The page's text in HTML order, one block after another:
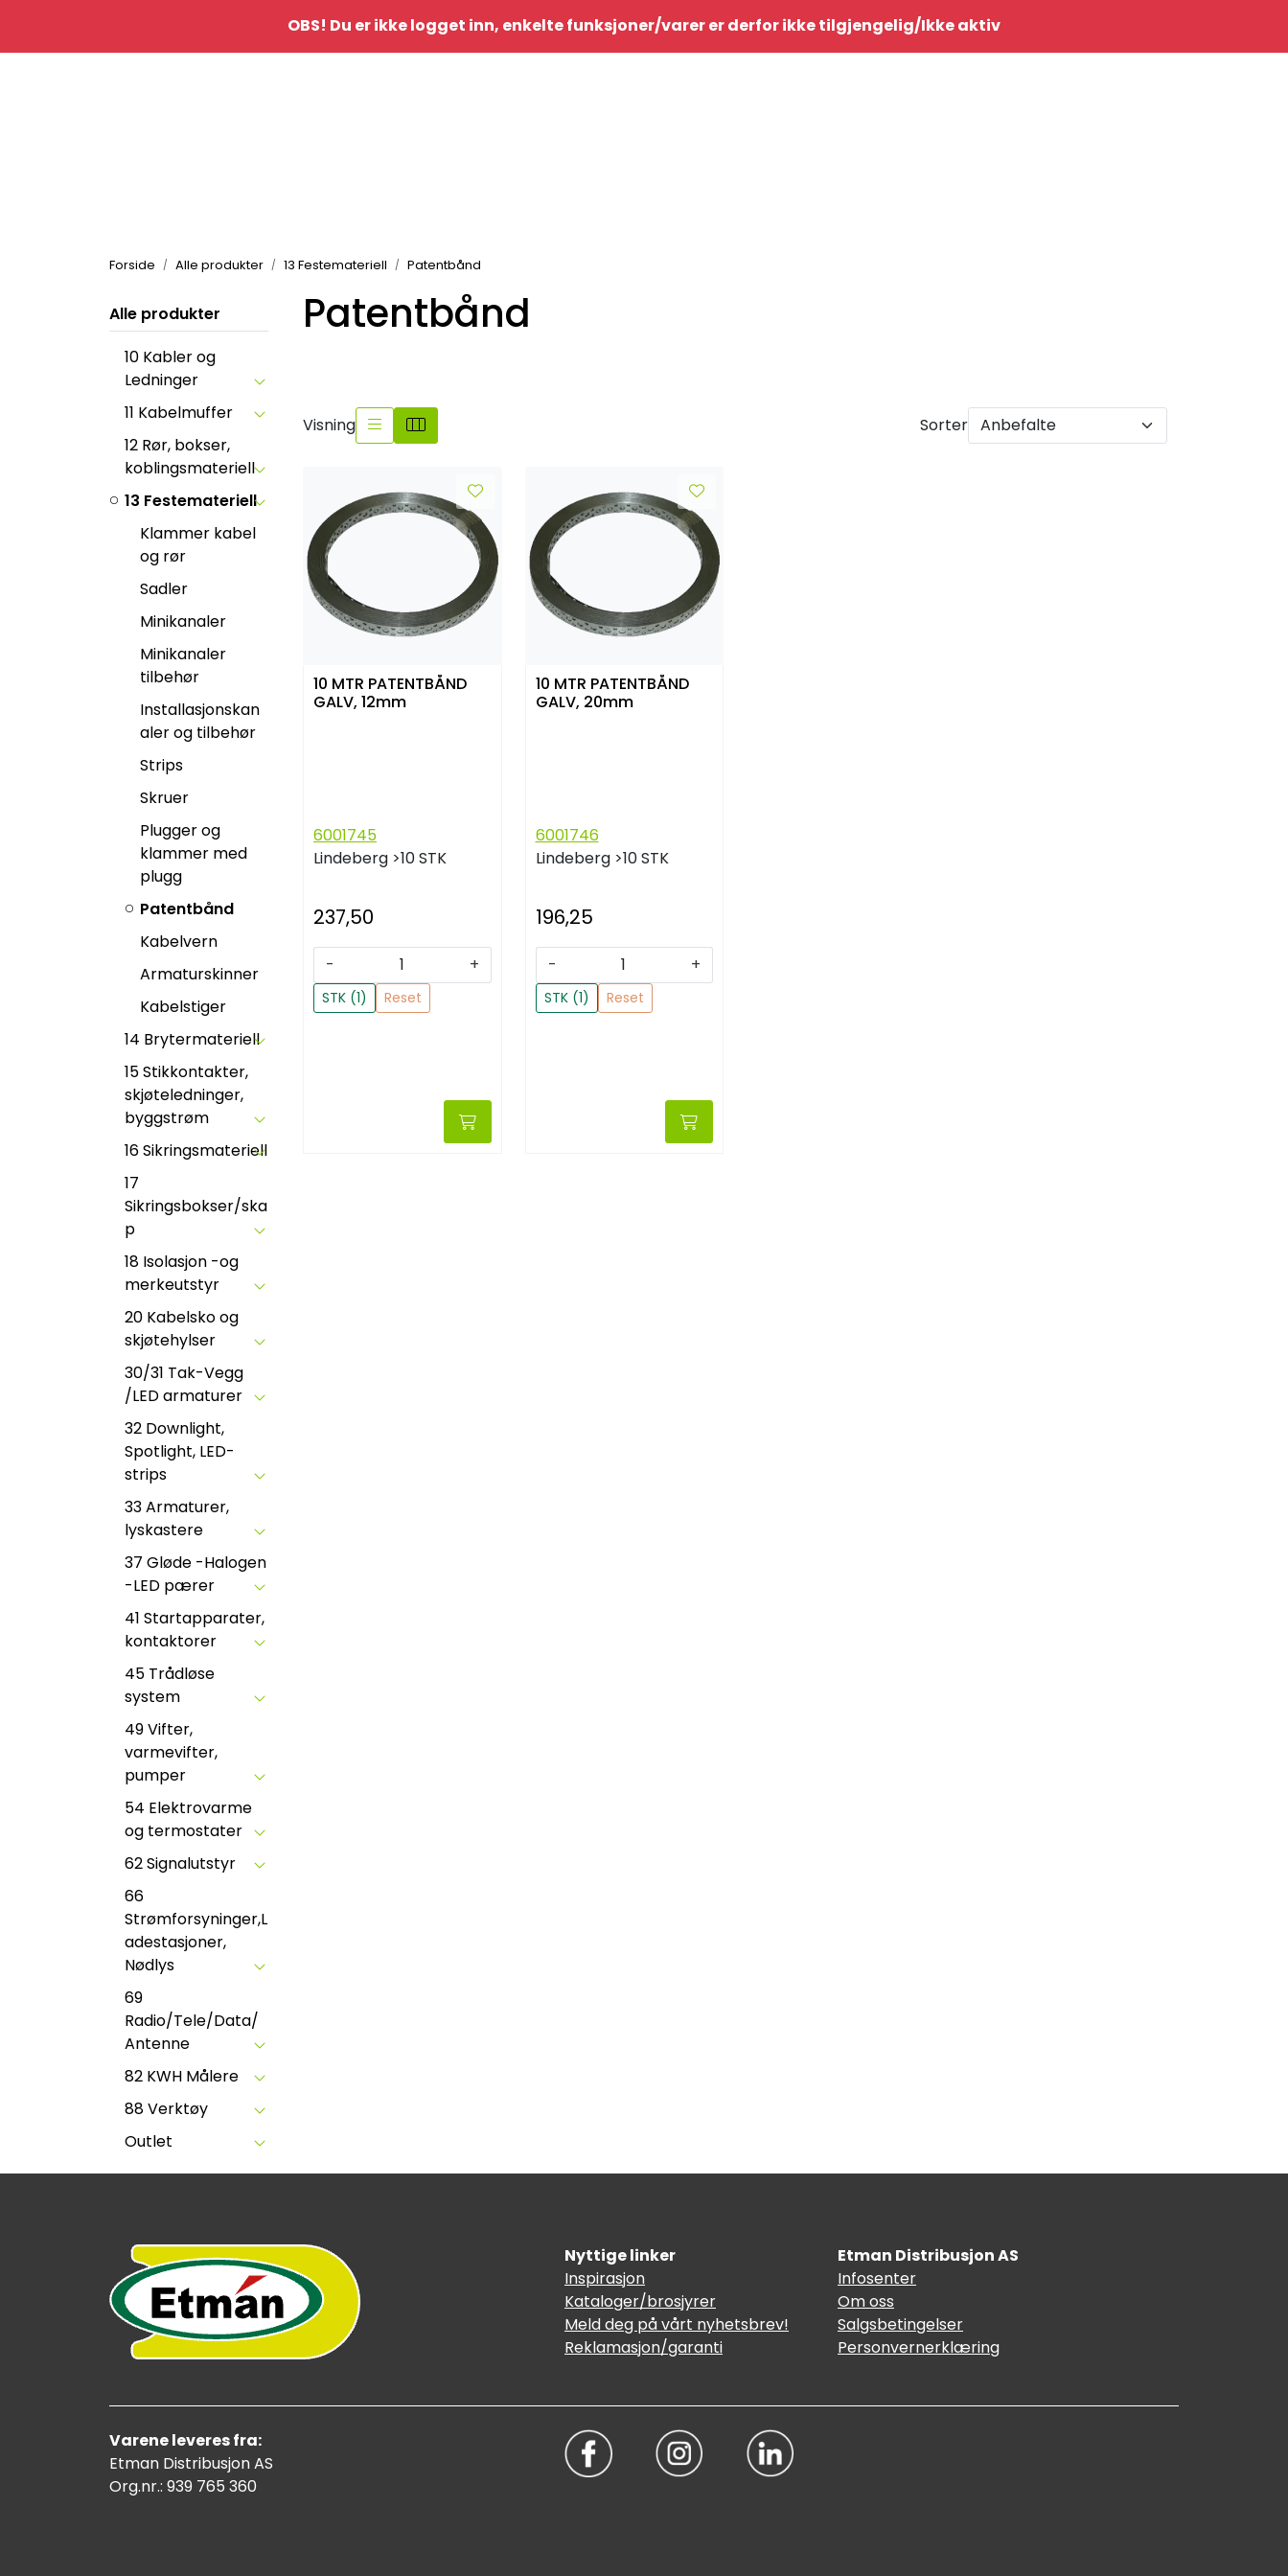
idè&inspo Infosenter
OBS! Du er ikke logget inn, enkelte funksjoner/varer er derfor ikke tilgjengelig/Ikke aktiv
Forside Alle produkter 13 Festemateriell Patentbånd
Alle produkter
10 Kabler og
Ledninger
11 Kabelmuffer
12 Rør, bokser,
koblingsmateriell
13 Festemateriell
Klammer kabel
og rør
Sadler
Minikanaler
Minikanaler
tilbehør
Installasjonskan
aler og tilbehør
Strips
Skruer
Plugger og
klammer med
plugg
Patentbånd
Kabelvern
Armaturskinner
Kabelstiger
14 Brytermateriell
15 Stikkontakter,
skjøteledninger,
byggstrøm
16 Sikringsmateriell
17
Sikringsbokser/ska
p
18 Isolasjon -og
merkeutstyr
20 Kabelsko og
skjøtehylser
30/31 Tak-Vegg
/LED armaturer
32 Downlight,
Spotlight, LED-
strips
33 Armaturer,
lyskastere
37 Gløde -Halogen
-LED pærer
41 Startapparater,
kontaktorer
45 Trådløse
system
49 Vifter,
varmevifter,
pumper
54 Elektrovarme
og termostater
62 Signalutstyr
66
Strømforsyninger,L
adestasjoner,
Nødlys
69
Radio/Tele/Data/
Antenne
82 KWH Målere
88 Verktøy
Outlet
Patentbånd
Visning Sorter
10 MTR PATENTBÅND
GALV, 12mm
6001745
Lindeberg >10 STK
237,50
- +
STK (1) Reset
10 MTR PATENTBÅND
GALV, 20mm
6001746
Lindeberg >10 STK
196,25
- +
STK (1) Reset
Nyttige linker
Inspirasjon
Kataloger/brosjyrer
Meld deg på vårt nyhetsbrev!
Reklamasjon/garanti
Etman Distribusjon AS
Infosenter
Om oss
Salgsbetingelser
Personvernerklæring
Varene leveres fra:
Etman Distribusjon AS
Org.nr.: 939 765 360